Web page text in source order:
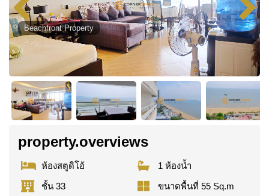
Beachfront Property
property.overviews
ห้องสตูดิโอ้
1 ห้องน้ำ
ชั้น 33
ขนาดพื้นที่ 55 Sq.m